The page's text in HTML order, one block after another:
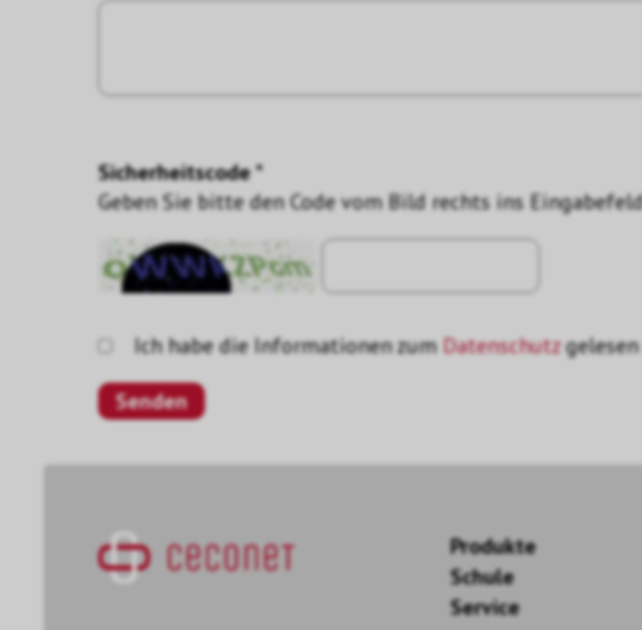
Sicherheitscode *
Geben Sie bitte den Code vom Bild rechts ins
Ich habe die Informationen zumDatenschutz
Produkte
Schule
Service